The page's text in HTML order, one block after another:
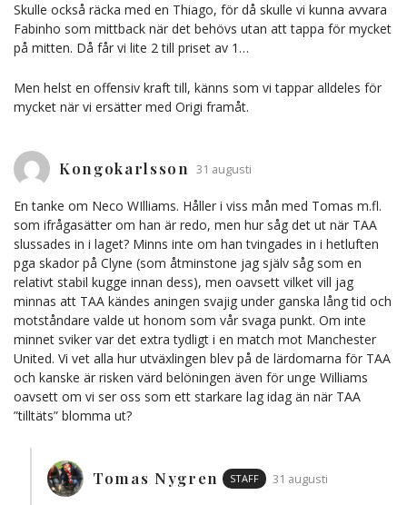
Skulle också räcka med en Thiago, för då skulle vi kunna avvara
Fabinho som mittback när det behövs utan att tappa för mycket
på mitten. Då får vi lite 2 till priset av 1…
Men helst en offensiv kraft till, känns som vi tappar alldeles för
mycket när vi ersätter med Origi framåt.
Kongokarlsson 31 augusti
En tanke om Neco WIlliams. Håller i viss mån med Tomas m.fl.
som ifrågasätter om han är redo, men hur såg det ut när TAA
slussades in i laget? Minns inte om han tvingades in i hetluften
pga skador på Clyne (som åtminstone jag själv såg som en
relativt stabil kugge innan dess), men oavsett vilket vill jag
minnas att TAA kändes aningen svajig under ganska lång tid och
motståndare valde ut honom som vår svaga punkt. Om inte
minnet sviker var det extra tydligt i en match mot Manchester
United. Vi vet alla hur utväxlingen blev på de lärdomarna för TAA
och kanske är risken värd belöningen även för unge Williams
oavsett om vi ser oss som ett starkare lag idag än när TAA
”tilltäts” blomma ut?
Tomas Nygren STAFF 31 augusti